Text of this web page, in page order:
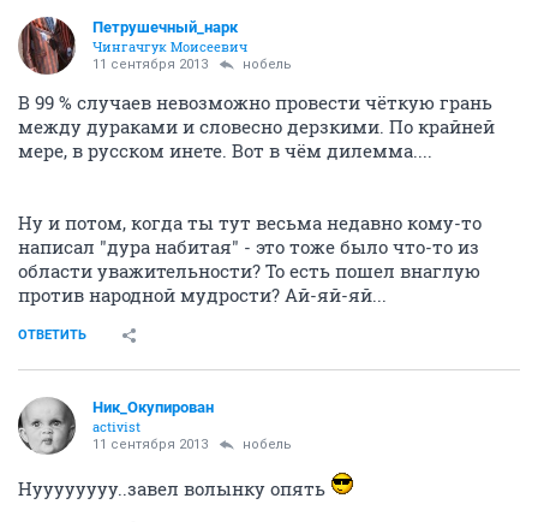
Петрушечный_нарк
Чингачгук Моисеевич
11 сентября 2013 нобель
В 99 % случаев невозможно провести чёткую грань
между дураками и словесно дерзкими. По крайней
мере, в русском инете. Вот в чём дилемма....
Ну и потом, когда ты тут весьма недавно кому-то
написал "дура набитая" - это тоже было что-то из
области уважительности? То есть пошел внаглую
против народной мудрости? Ай-яй-яй...
ОТВЕТИТЬ
Ник_Окупирован
activist
11 сентября 2013 нобель
Нуууууууу..завел волынку опять